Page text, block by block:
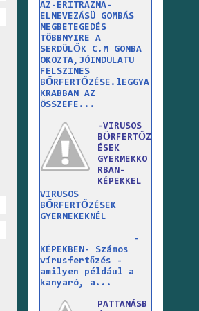
AZ-ERITRAZMA-
ELNEVEZÁSÜ GOMBÁS
MEGBETEGEDÉS
TÖBBNYIRE A
SERDÜLŐK C.M GOMBA
OKOZTA,JÓINDULATU
FELSZINES
BŐRFERTŐZÉSE.lEGGYA
KRABBAN AZ
ÖSSZEFE...
-VIRUSOS
BŐRFERTŐZ
ÉSEK
GYERMEKKO
RBAN-
KÉPEKKEL
VIRUSOS
BŐRFERTŐZÉSEK
GYERMEKEKNÉL
-
KÉPEKBEN- Számos
vírusfertőzés -
amilyen például a
kanyaró, a...
PATTANÁSB